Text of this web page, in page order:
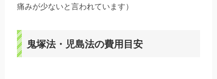
痛みが少ないと言われています）
鬼塚法・児島法の費用目安